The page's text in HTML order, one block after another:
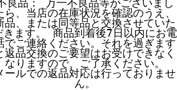
良品： 万一不良品等がございまし
ら、当店の在庫状況を確認のうえ、
品、または同等品と交換させていた
きます。 商品到着後7日以内にお電
でご連絡ください。それを過ぎます
返品交換のご要望はお受けできなく
なりますので、ご了承ください。
ールでの返品対応は行っておりませ
ん。